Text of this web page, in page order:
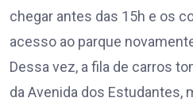
chegar antes das 15h e os
acesso ao parque
Dessa vez, a fila de carros
da Avenida dos Estudantes,